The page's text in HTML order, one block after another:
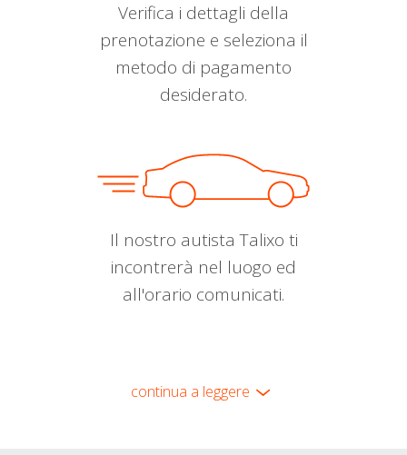
Verifica i dettagli della
prenotazione e seleziona il
metodo di pagamento
desiderato.
Il nostro autista Talixo ti
incontrerà nel luogo ed
all'orario comunicati.
continua a leggere